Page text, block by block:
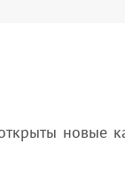
новые